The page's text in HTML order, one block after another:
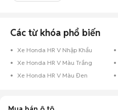
Các từ khóa phổ biến
Xe Honda HR V Nhập Khẩu
Xe Honda HR V Màu Trắng
Xe Honda HR V Màu Đen